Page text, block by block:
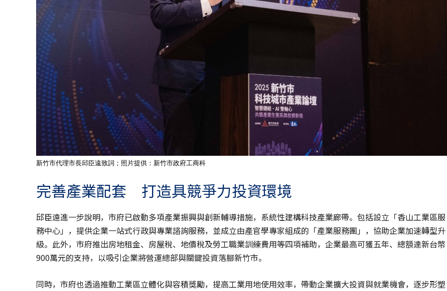
新竹市代理市長邱臣遠致詞；照片提供：新竹市政府工商科
完善產業配套 打造具競爭力投資環境
邱臣遠進一步說明，市府已啟動多項產業振興與創新輔導措施，系統性建構科技產業廊帶。包括設立「香山工業區服
務中心」，提供企業一站式行政與專業諮詢服務，並成立由產官學專家組成的「產業服務團」，協助企業加速轉型升
級。此外，市府推出房地租金、房屋稅、地價稅及勞工職業訓練費用等四項補助，企業最高可獲五年、總額達新台幣
900萬元的支持，以吸引企業將營運總部與關鍵投資落腳新竹市。
同時，市府也透過推動工業區立體化與容積獎勵，提高工業用地使用效率，帶動企業擴大投資與就業機會，逐步形塑